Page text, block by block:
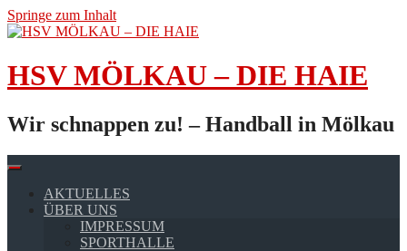
Springe zum Inhalt
HSV MÖLKAU – DIE HAIE
Wir schnappen zu! – Handball in Mölkau
AKTUELLES
ÜBER UNS
IMPRESSUM
SPORTHALLE